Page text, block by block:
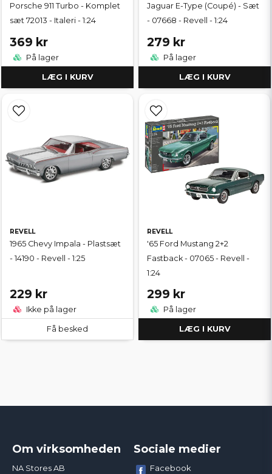
Porsche 911 Turbo - Komplet
sæt 72013 - Italeri - 1:24
369 kr
På lager
LÆG I KURV
Jaguar E-Type (Coupé) - Sæt
- 07668 - Revell - 1:24
279 kr
På lager
LÆG I KURV
REVELL
1965 Chevy Impala - Plastsæt
- 14190 - Revell - 1:25
229 kr
Ikke på lager
Få besked
REVELL
'65 Ford Mustang 2+2
Fastback - 07065 - Revell -
1:24
299 kr
På lager
LÆG I KURV
Om virksomheden
NA Stores AB
Sociale medier
Facebook